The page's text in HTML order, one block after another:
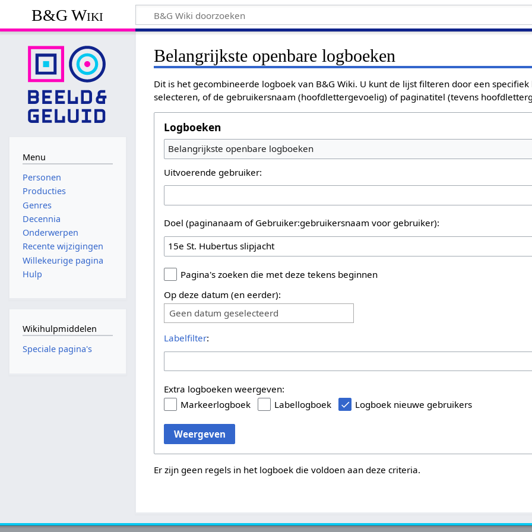
B&G Wiki
Belangrijkste openbare logboeken
Dit is het gecombineerde logboek van B&G Wiki. U kunt de lijst filteren door een
selecteren, of de gebruikersnaam (hoofdlettergevoelig) of paginatitel (tevens
Logboeken
Belangrijkste openbare logboeken
Uitvoerende gebruiker:
Doel (paginanaam of Gebruiker:gebruikersnaam voor gebruiker):
Pagina's zoeken die met deze tekens beginnen
Op deze datum (en eerder):
Geen datum geselecteerd
Labelfilter:
Extra logboeken weergeven:
Markeerlogboek
Labellogboek Logboek nieuwe gebruikers
Weergeven
Er zijn geen regels in het logboek die voldoen aan deze criteria.
Menu
Personen
Producties
Genres
Decennia
Onderwerpen
Recente wijzigingen
Willekeurige pagina
Hulp
Wikihulpmiddelen
Speciale pagina's